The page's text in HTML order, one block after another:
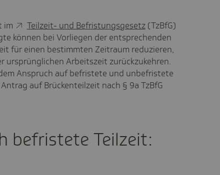
im Teilzeit- und Befristungsgesetz(TzBfG)
können bei Vorliegen der entsprechenden
für einen bestimmten Zeitraum reduzieren,
ursprünglichen Arbeitszeit zurückzukehren.
Anspruch auf befristete und unbefristete
auf Brückenteilzeit nach § 9a TzBfG
befristete Teilzeit: